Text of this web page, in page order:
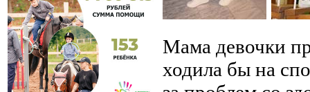
Мама девочки
ходила бы на